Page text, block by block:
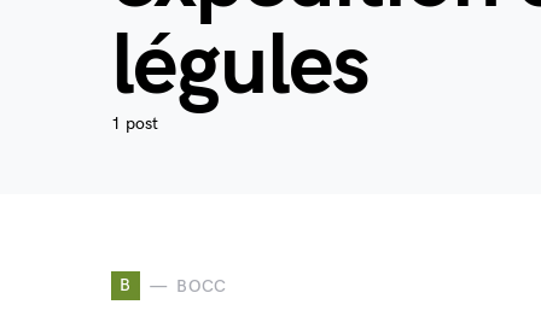
légules
1 post
B BOCC